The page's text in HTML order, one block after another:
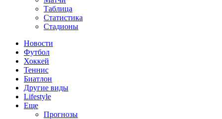
Таблица
Статистика
Стадионы
Новости
Футбол
Хоккей
Теннис
Биатлон
Другие виды
Lifestyle
Еще
Прогнозы